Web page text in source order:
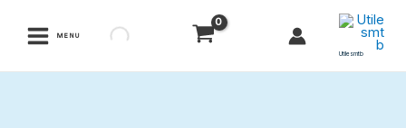
MENU
Utilesmtb